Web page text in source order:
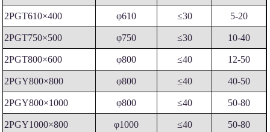
2PGT610×400 φ610 ≤30 5-20
2PGT750×500 φ750 ≤30 10-40
2PGT800×600 φ800 ≤40 12-50
2PGY800×800 φ800 ≤40 40-50
2PGY800×1000 φ800 ≤40 50-80
2PGY1000×800 φ1000 ≤40 50-80